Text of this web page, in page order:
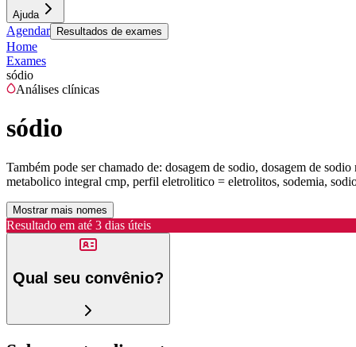
Ajuda
Agendar Resultados de exames
Home
Exames
sódio
Análises clínicas
sódio
Também pode ser chamado de: dosagem de sodio, dosagem de
metabolico integral cmp, perfil eletrolitico = eletrolitos, sodemia,
Mostrar mais nomes
Resultado em até 3 dias úteis
Qual seu convênio?